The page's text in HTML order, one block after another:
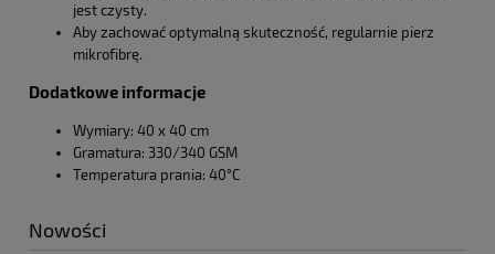
jest czysty.
Aby zachować optymalną skuteczność, regularnie pierz
mikrofibrę.
Dodatkowe informacje
Wymiary: 40 x 40 cm
Gramatura: 330/340 GSM
Temperatura prania: 40°C
Nowości